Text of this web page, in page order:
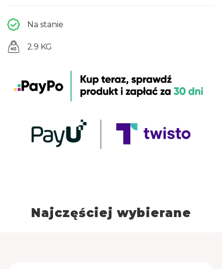
• w tym cukry: 2,84g
• Sól: 4,07g
Na stanie
2.9 KG
Najczęściej wybierane